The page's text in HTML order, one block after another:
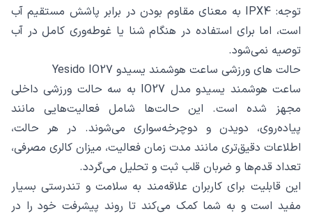
توجه: IPX4 به معنای مقاوم بودن در برابر پاشش مستقیم آب
است، اما برای استفاده در هنگام شنا یا غوطه‌وری کامل در آب
توصیه نمی‌شود.
حالت های ورزشی ساعت هوشمند یسیدو Yesido IO27
ساعت هوشمند یسیدو مدل IO27 به سه حالت ورزشی داخلی
مجهز شده است. این حالت‌ها شامل فعالیت‌هایی مانند
پیاده‌روی، دویدن و دوچرخه‌سواری می‌شوند. در هر حالت،
اطلاعات دقیق‌تری مانند مدت زمان فعالیت، میزان کالری مصرفی،
تعداد قدم‌ها و ضربان قلب ثبت و تحلیل می‌گردد.
این قابلیت برای کاربران علاقه‌مند به سلامت و تندرستی بسیار
مفید است و به شما کمک می‌کند تا روند پیشرفت خود را در